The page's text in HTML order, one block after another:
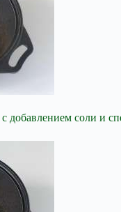
добавлением соли и